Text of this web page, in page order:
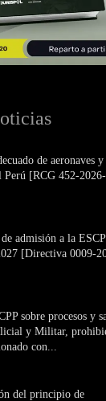
de aeronaves y
[RCG 452-
admisión a la
[Directiva 0009-
sobre procesos y
y Militar,
con...
del principio de